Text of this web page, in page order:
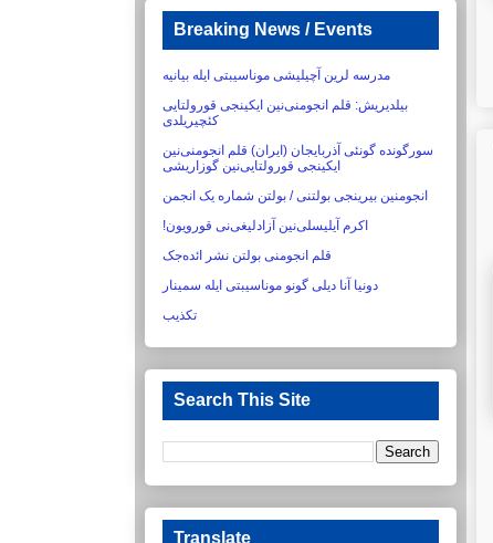
Breaking News / Events
مدرسه لرین آچیلیشی موناسیبتی ایله بیانیه
بیلدیریش:‏ قلم انجومنی‌نین ایکینجی قورولتایی
کئچیریلدی
سورگونده گونئی آذربایجان (ایران) قلم انجومنی‌نین
ایکینجی قورولتایی‌نین گوزاریشی‏
انجومنین بیرینجی بولتنی / بولتن شماره یک انجمن
اکرم آیلیسلی‌نین آزادلیغی‌نی قورویون!‏
قلم انجومنی بولتن نشر ائده‌جک
دونیا آنا دیلی گونو موناسیبتی ایله سمینار
تکذیب
Search This Site
Translate